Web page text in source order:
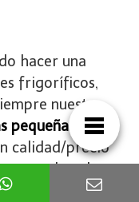
hacer una
frigoríficos,
nuestro
pequeñas
calidad/precio
valorado:
y